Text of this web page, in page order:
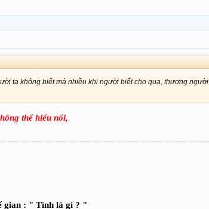
ta không biết mà nhiều khi người biết cho qua, thương người
thể hiểu nổi,
gian : " Tình là gì ? "